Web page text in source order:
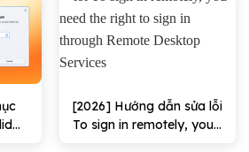
[2026] Hướng dẫn sửa lỗi
To sign in remotely, you